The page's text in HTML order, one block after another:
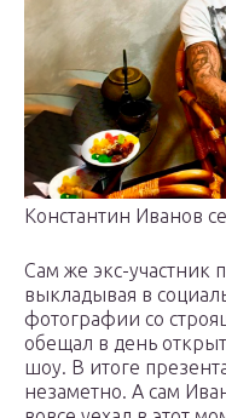
Константин Иванов
Сам же экс-участник
выкладывая в
фотографии со
обещал в день
шоу. В итоге
незаметно. А сам